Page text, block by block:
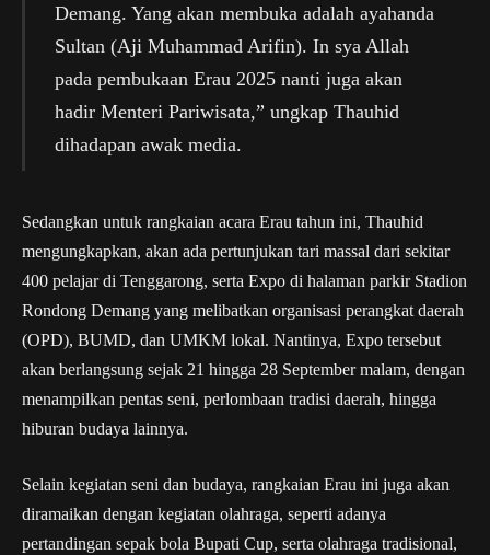
Demang. Yang akan membuka adalah ayahanda
Sultan (Aji Muhammad Arifin). In sya Allah
pada pembukaan Erau 2025 nanti juga akan
hadir Menteri Pariwisata,” ungkap Thauhid
dihadapan awak media.
Sedangkan untuk rangkaian acara Erau tahun ini, Thauhid
mengungkapkan, akan ada pertunjukan tari massal dari sekitar
400 pelajar di Tenggarong, serta Expo di halaman parkir Stadion
Rondong Demang yang melibatkan organisasi perangkat daerah
(OPD), BUMD, dan UMKM lokal. Nantinya, Expo tersebut
akan berlangsung sejak 21 hingga 28 September malam, dengan
menampilkan pentas seni, perlombaan tradisi daerah, hingga
hiburan budaya lainnya.
Selain kegiatan seni dan budaya, rangkaian Erau ini juga akan
diramaikan dengan kegiatan olahraga, seperti adanya
pertandingan sepak bola Bupati Cup, serta olahraga tradisional,